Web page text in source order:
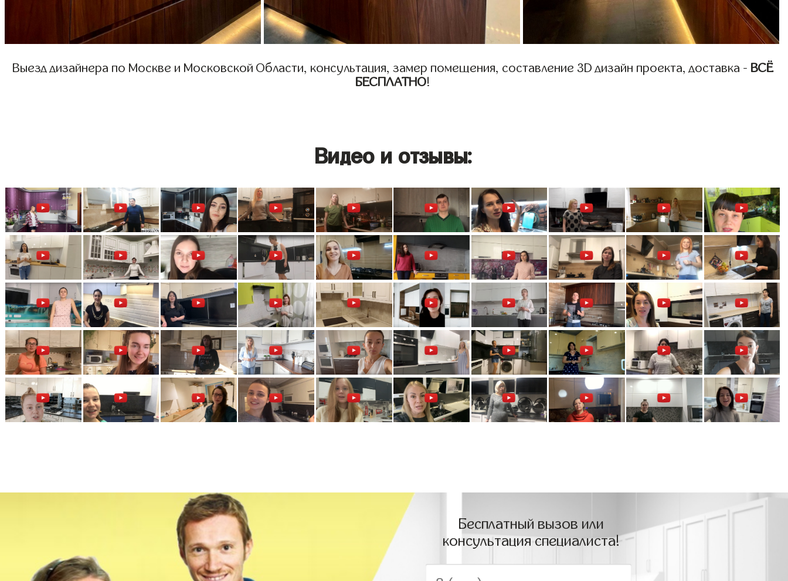
Выезд дизайнера по Москве и Московской Области, консультация, замер помещения, составление 3D дизайн проекта, доставка - ВСЁ
БЕСПЛАТНО!
Видео и отзывы:
Бесплатный вызов или
консультация специалиста!